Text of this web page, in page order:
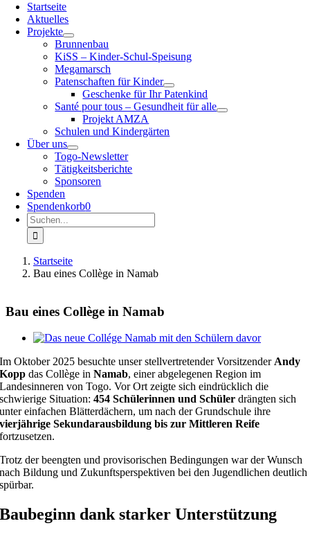
Startseite
Aktuelles
Projekte
Brunnenbau
KiSS – Kinder-Schul-Speisung
Megamarsch
Patenschaften für Kinder
Geschenke für Ihr Patenkind
Santé pour tous – Gesundheit für alle
Projekt AMZA
Schulen und Kindergärten
Über uns
Togo-Newsletter
Tätigkeitsberichte
Sponsoren
Spenden
Spendenkorb0
Suche
nach:
Startseite
Bau eines Collège in Namab
Bau eines Collège in Namab
Zeige
Bild
Im Oktober 2025 besuchte unser stellvertretender VorsitzenderAndy
Kopp das Collège inNamab, einer abgelegenen Region im
Landesinneren von Togo. Vor Ort zeigte sich eindrücklich die
schwierige Situation:454 Schülerinnen und Schüler drängten sich
unter einfachen Blätterdächern, um nach der Grundschule ihre
vierjährige Sekundarausbildung bis zur Mittleren Reife
fortzusetzen.
Trotz der beengten und provisorischen Bedingungen war der Wunsch
nach Bildung und Zukunftsperspektiven bei den Jugendlichen deutlich
spürbar.
Baubeginn dank starker Unterstützung